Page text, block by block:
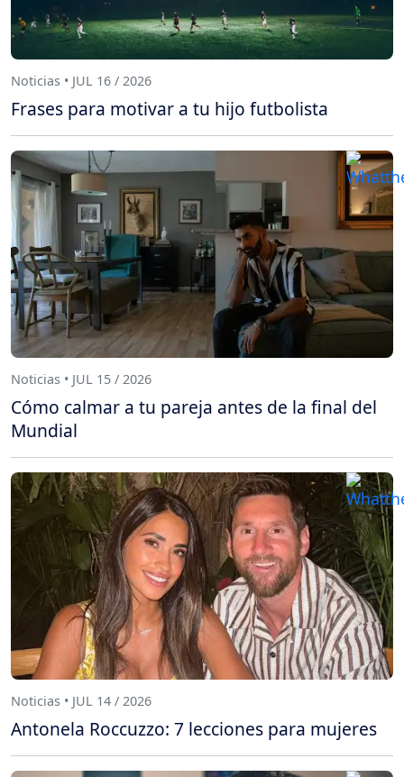
Noticias • JUL 16 / 2026
Frases para motivar a tu hijo futbolista
Noticias • JUL 15 / 2026
Cómo calmar a tu pareja antes de la final del
Mundial
Noticias • JUL 14 / 2026
Antonela Roccuzzo: 7 lecciones para mujeres